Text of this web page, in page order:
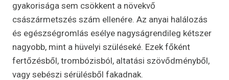
gyakorisága sem csökkent a növekvő
császármetszés szám ellenére. Az anyai halálozás
és egészségromlás esélye nagyságrendileg kétszer
nagyobb, mint a hüvelyi szüléseké. Ezek főként
fertőzésből, trombózisból, altatási szövődményből,
vagy sebészi sérülésből fakadnak.